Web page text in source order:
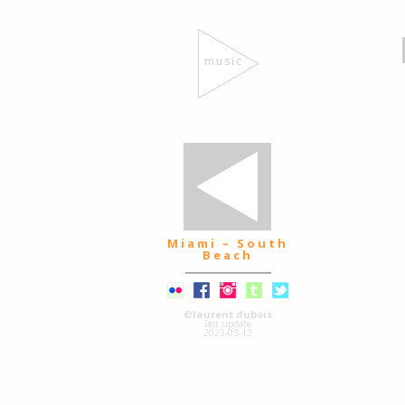
music
Miami – South
Beach
©laurent dubois
last update
2023-03-12